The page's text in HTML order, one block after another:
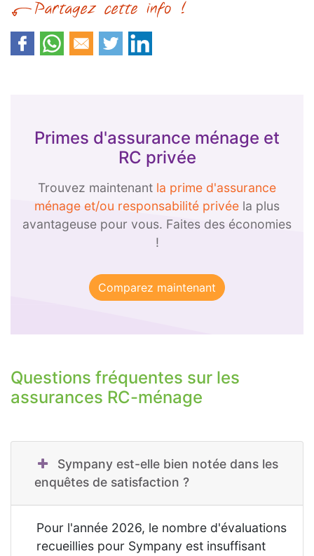
Primes d'assurance ménage et
RC privée
Trouvez maintenant la prime d'assurance
ménage et/ou responsabilité privée la plus
avantageuse pour vous. Faites des économies
!
Questions fréquentes sur les
assurances RC-ménage
Sympany est-elle bien notée dans les
enquêtes de satisfaction ?
Pour l'année 2026, le nombre d'évaluations
recueillies pour Sympany est insuffisant